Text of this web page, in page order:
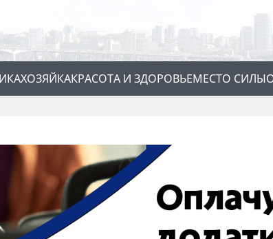
ХОЗЯЙКАКРАСОТА И ЗДОРОВЬЕМЕСТО СИЛЫ